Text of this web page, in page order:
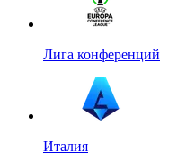
Лига конференций
Италия